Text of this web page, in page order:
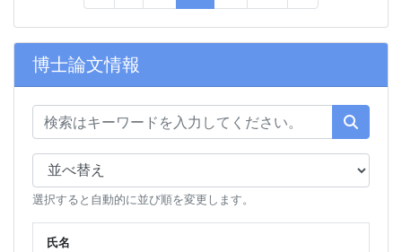
博士論文情報
選択すると自動的に並び順を変更します。
氏名